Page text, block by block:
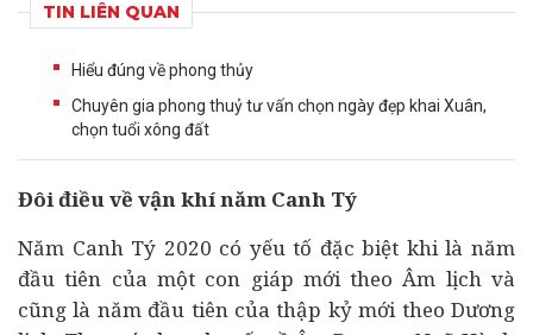
TIN LIÊN QUAN
Hiểu đúng về phong thủy
Chuyên gia phong thuỷ tư vấn chọn ngày đẹp khai Xuân,
chọn tuổi xông đất
Đôi điều về vận khí năm Canh Tý
Năm Canh Tý 2020 có yếu tố đặc biệt khi là năm
đầu tiên của một con giáp mới theo Âm lịch và
cũng là năm đầu tiên của thập kỷ mới theo Dương